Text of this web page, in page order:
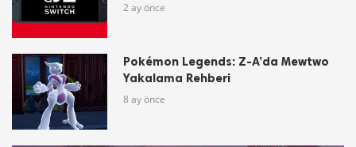
2 ay önce
Pokémon Legends: Z-A’da Mewtwo
Yakalama Rehberi
8 ay önce